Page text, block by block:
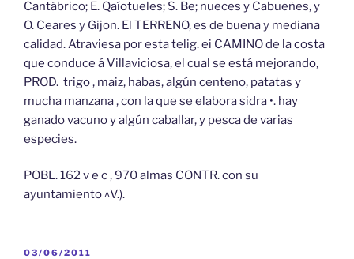
Cantábrico; E. Qaíotueles; S. Be; nueces y Cabueñes, y
O. Ceares y Gijon. El TERRENO, es de buena y mediana
calidad. Atraviesa por esta telig. ei CAMINO de la costa
que conduce á Villaviciosa, el cual se está mejorando,
PROD. trigo , maiz, habas, algún centeno, patatas y
mucha manzana , con la que se elabora sidra •. hay
ganado vacuno y algún caballar, y pesca de varias
especies.
POBL. 162 v e c , 970 almas CONTR. con su
ayuntamiento ^V.).
PUBLICADO
03/06/2011